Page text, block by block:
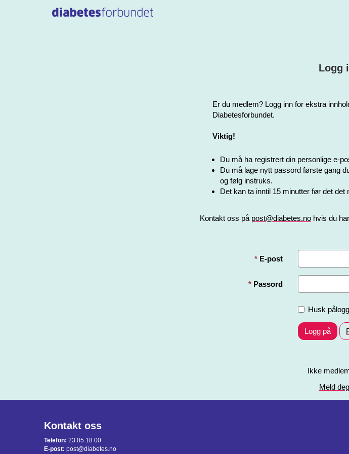
Logg
Er du medlem? Logg inn for ekstra
Diabetesforbundet.
Viktig!
Du må ha registrert din personlige e-
Du må lage nytt passord første gang
og følg instruks.
Det kan ta inntil 15 minutter før det
Kontakt oss på post@diabetes.nohvis du
E-post
Passord
Husk
Logg på
Ikke
Meld
Kontakt oss
Telefon: 23 05 18 00
E-post: post@diabetes.no